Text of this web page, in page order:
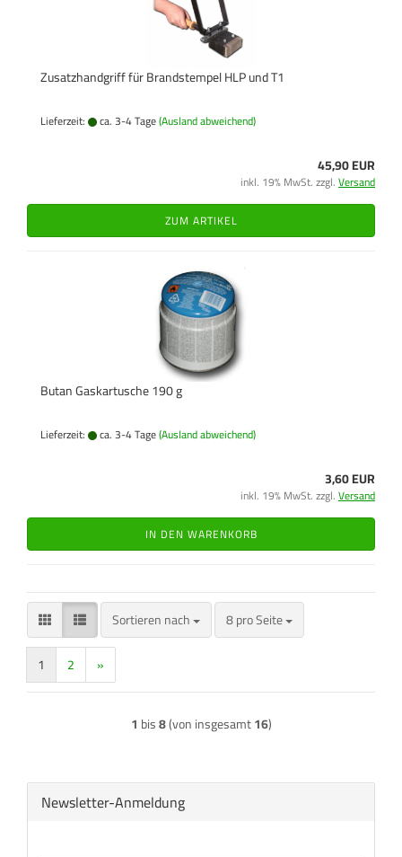
Zusatzhandgriff für Brandstempel HLP und T1
Lieferzeit: ca. 3-4 Tage(Ausland abweichend)
45,90 EUR
inkl. 19% MwSt. zzgl.Versand
ZUM ARTIKEL
Butan Gaskartusche 190 g
Lieferzeit: ca. 3-4 Tage(Ausland abweichend)
3,60 EUR
inkl. 19% MwSt. zzgl.Versand
IN DEN WARENKORB
Sortieren nach
Sortieren nach 8 pro Seite
pro Seite
1
2 »
1 bis8(von insgesamt16)
Newsletter-Anmeldung